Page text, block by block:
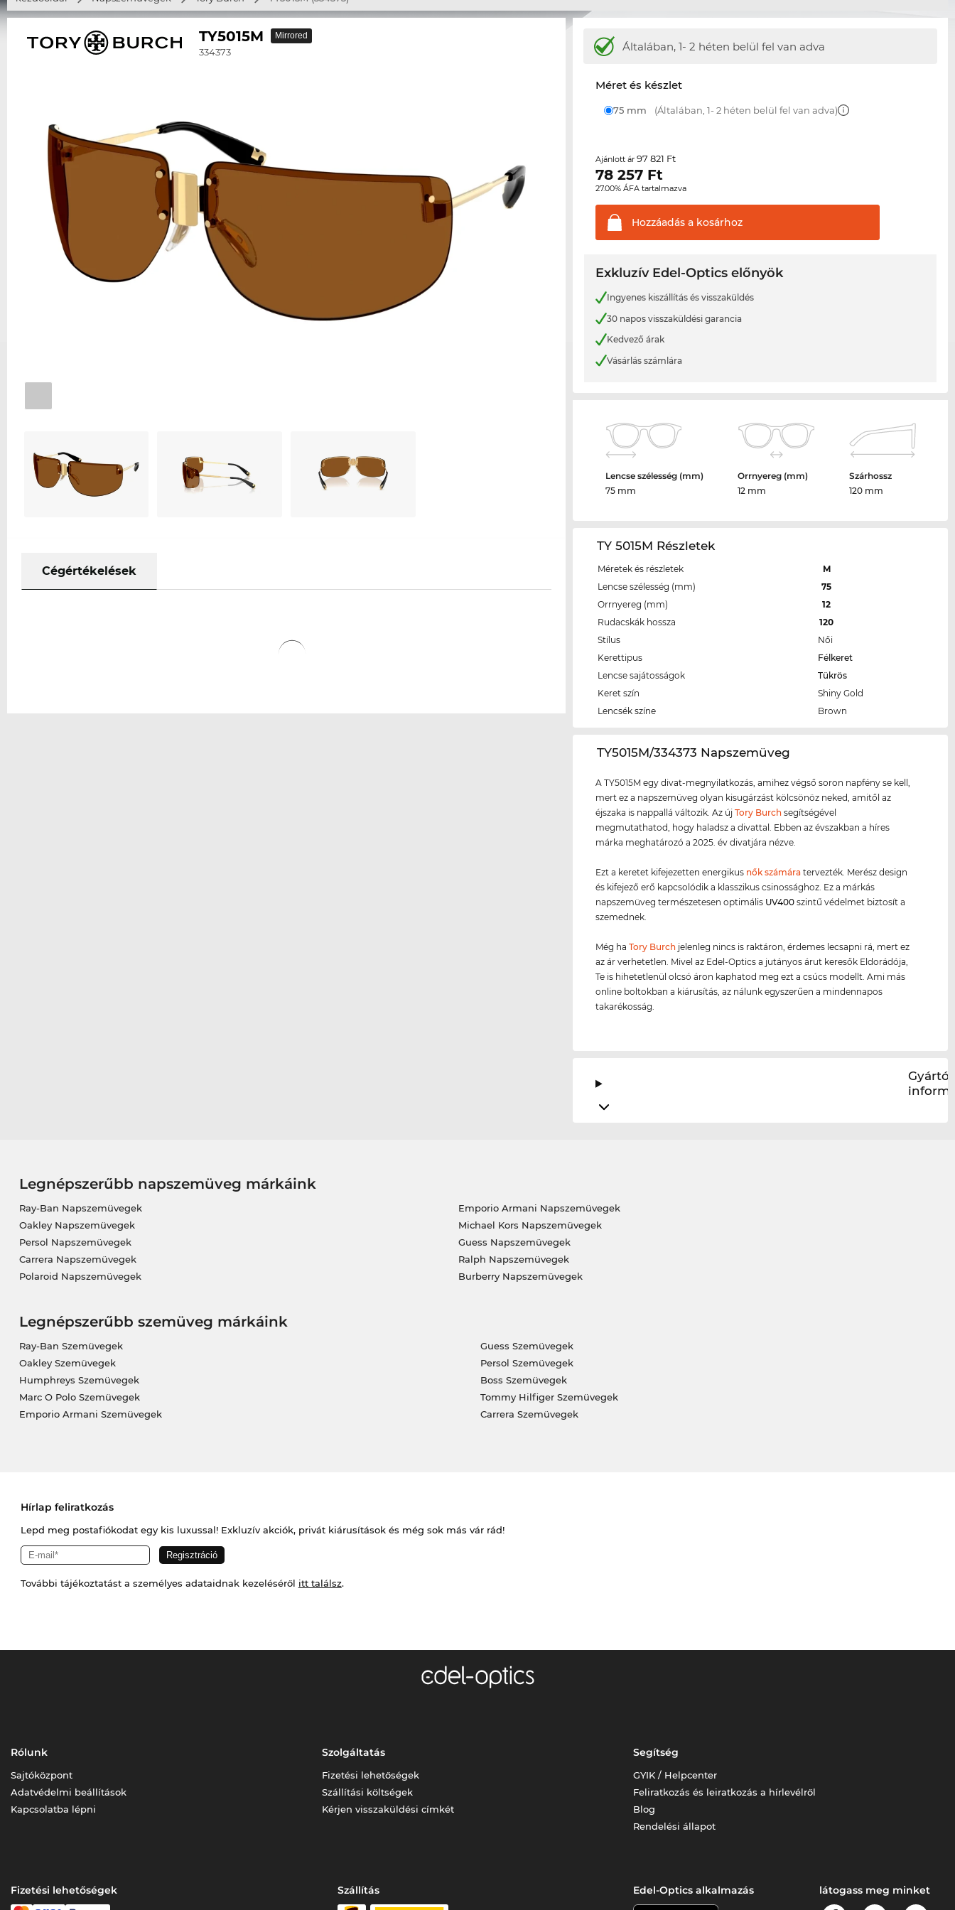
TY5015M
334373
Mirrored
Cégértékelések
Általában, 1- 2 héten belül fel van adva
Méret és készlet
75 mm (Általában, 1- 2 héten belül fel van adva)
Ajánlott ár97 821 Ft
78 257 Ft
27.00% ÁFA tartalmazva
Hozzáadás a kosárhoz
Exkluzív Edel-Optics előnyök
Ingyenes kiszállítás és visszaküldés
30 napos visszaküldési garancia
Kedvező árak
Vásárlás számlára
Lencse szélesség (mm)
75 mm
Orrnyereg (mm)
12 mm
Szárhossz
120 mm
TY 5015M Részletek
Méretek és részletek
M
Lencse szélesség (mm)
75
Orrnyereg (mm)
12
Rudacskák hossza
120
Stílus
Női
Kerettipus
Félkeret
Lencse sajátosságok
Tükrös
Keret szín
Shiny Gold
Lencsék színe
Brown
‌TY5015M/334373 Napszemüveg
A TY5015M egy divat-megnyilatkozás, amihez végső soron napfény se kell,
mert ez a napszemüveg olyan kisugárzást kölcsönöz neked, amitől az
éjszaka is nappallá változik. Az újTory Burch segítségével
megmutathatod, hogy haladsz a divattal. Ebben az évszakban a híres
márka meghatározó a 2025. év divatjára nézve.
Ezt a keretet kifejezetten energikus nők számára tervezték. Merész design
és kifejező erő kapcsolódik a klasszikus csinossághoz. Ez a márkás
napszemüveg természetesen optimális UV400 szintű védelmet biztosít a
szemednek.
Még haTory Burch jelenleg nincs is raktáron, érdemes lecsapni rá, mert ez
az ár verhetetlen. Mivel az Edel-Optics a jutányos árut keresők Eldorádója,
Te is hihetetlenül olcsó áron kaphatod meg ezt a csúcs modellt. Ami más
online boltokban a kiárusítás, az nálunk egyszerűen a mindennapos
takarékosság.
Gyártói
Legnépszerűbb napszemüveg márkáink
Ray-Ban Napszemüvegek
Oakley Napszemüvegek
Persol Napszemüvegek
Carrera Napszemüvegek
Polaroid Napszemüvegek
Emporio Armani Napszemüvegek
Michael Kors Napszemüvegek
Guess Napszemüvegek
Ralph Napszemüvegek
Burberry Napszemüvegek
Legnépszerűbb szemüveg márkáink
Ray-Ban Szemüvegek
Oakley Szemüvegek
Humphreys Szemüvegek
Marc O Polo Szemüvegek
Emporio Armani Szemüvegek
Guess Szemüvegek
Persol Szemüvegek
Boss Szemüvegek
Tommy Hilfiger Szemüvegek
Carrera Szemüvegek
Hírlap feliratkozás
Lepd meg postafiókodat egy kis luxussal! Exkluzív akciók, privát kiárusítások és még sok más vár rád!
További tájékoztatást a személyes adataidnak kezeléséről itt találsz.
Rólunk
Sajtóközpont
Adatvédelmi beállítások
Kapcsolatba lépni
Szolgáltatás
Fizetési lehetőségek
Szállítási költségek
Kérjen visszaküldési címkét
Segítség
GYIK / Helpcenter
Feliratkozás és leiratkozás a hírlevélről
Blog
Rendelési állapot
Fizetési lehetőségek Szállítás Edel-Optics alkalmazás látogass meg minket